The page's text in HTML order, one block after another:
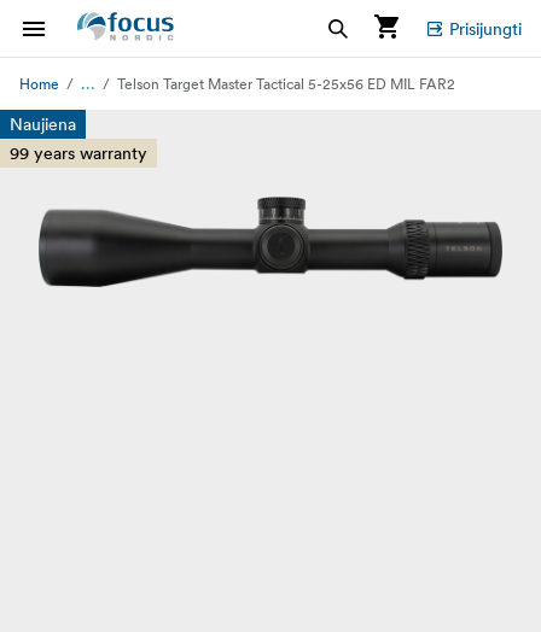
Prisijungti
Home ... Telson Target Master Tactical 5-25x56 ED MIL FAR2
Naujiena
99 years warranty